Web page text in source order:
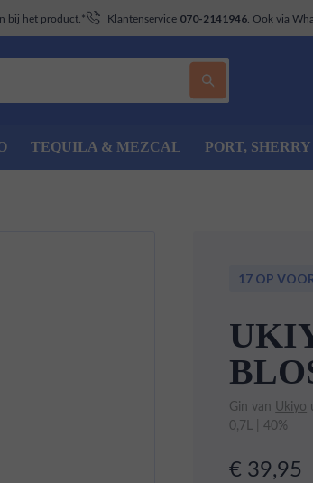
bij het product.* Klantenservice 070-2141946 . Ook via
TEQUILA & MEZCAL PORT,
17 OP
Gin van Ukiyo
0,7L | 40%
€ 39,95